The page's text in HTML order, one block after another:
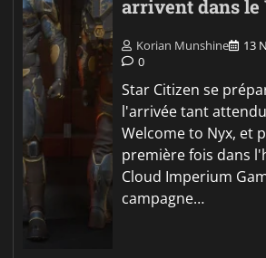
arrivent dans le
Korian Munshine
13
0
Star Citizen se
l'arrivée tant
Welcome to Nyx, et
première fois dans
Cloud Imperium
campagne…